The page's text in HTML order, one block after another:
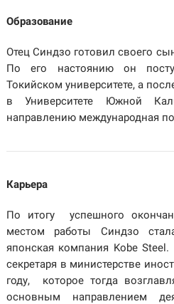
Образование
Отец Синдзо готовил своего
По его настоянию он
Токийском университете, а
в Университете Южной
направлению международная
Карьера
По итогу успешного
местом работы Синдзо
японская компания Kobe
секретаря в министерстве
году, которое тогда
основным направлением